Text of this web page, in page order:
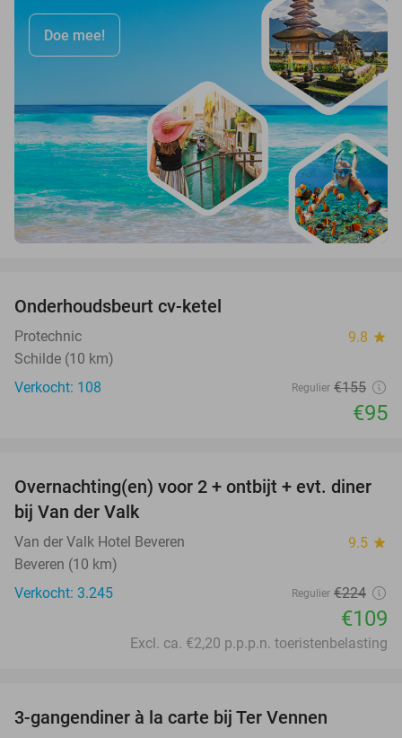
Doe mee!
Onderhoudsbeurt cv-ketel
Protechnic 9.8 star
Schilde (10 km)
Verkocht: 108
Regulier €155
€95
51%
Overnachting(en) voor 2 + ontbijt + evt. diner
bij Van der Valk
Van der Valk Hotel Beveren 9.5 star
Beveren (10 km)
Verkocht: 3.245
Regulier €224
€109
Excl. ca. €2,20 p.p.p.n. toeristenbelasting
3-gangendiner à la carte bij Ter Vennen